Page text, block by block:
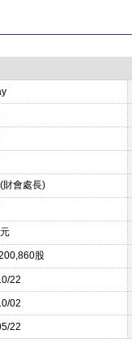
財會處長)
股
22
02
22